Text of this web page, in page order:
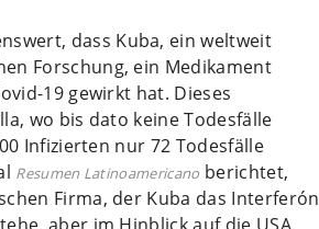
dass Kuba, ein weltweit
Forschung, ein Medikament
19 gewirkt hat. Dieses
wo bis dato keine Todesfälle
Infizierten nur 72 Todesfälle
Resumen Latinoamericano berichtet,
Firma, der Kuba das Interferón